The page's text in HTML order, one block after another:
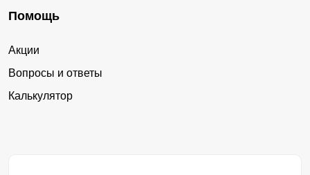
Помощь
Акции
Вопросы и ответы
Калькулятор